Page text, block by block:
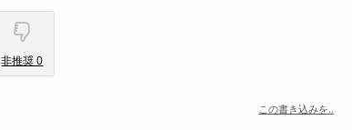
非推奨 0
この書き込みを..